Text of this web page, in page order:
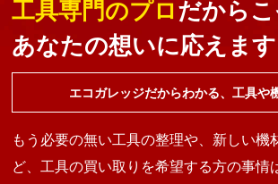
工具専門のプロだからこ
あなたの想いに応えます
エコガレッジだからわかる、工具や
もう必要の無い工具の整理や、新しい機
ど、工具の買い取りを希望する方の事情